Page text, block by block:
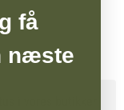
velegnet til
på en nem
i vores butikker
få
næste